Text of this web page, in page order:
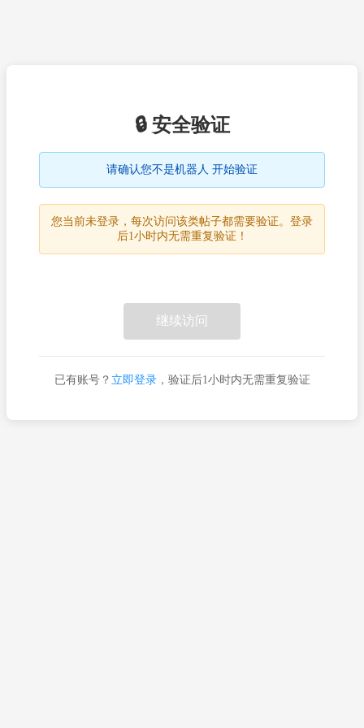
🔒 安全验证
请确认您不是机器人 开始验证
您当前未登录，每次访问该类帖子都需要验证。登录
后1小时内无需重复验证！
继续访问
已有账号？ 立即登录，验证后1小时内无需重复验证